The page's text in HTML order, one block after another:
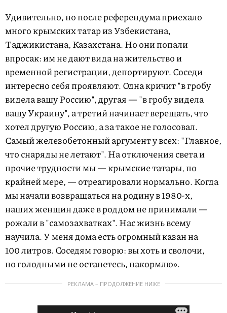
Удивительно, но после референдума приехало
много крымских татар из Узбекистана,
Таджикистана, Казахстана. Но они попали
впросак: им не дают вида на жительство и
временной регистрации, депортируют. Соседи
интересно себя проявляют. Одна кричит "в гробу
видела вашу Россию", другая — "в гробу видела
вашу Украину", а третий начинает верещать, что
хотел другую Россию, а за такое не голосовал.
Самый железобетонный аргумент у всех: "Главное,
что снаряды не летают". На отключения света и
прочие трудности мы — крымские татары, по
крайней мере, — отреагировали нормально. Когда
мы начали возвращаться на родину в 1980-х,
наших женщин даже в роддом не принимали —
рожали в "самозахватках". Нас жизнь всему
научила. У меня дома есть огромный казан на
100 литров. Соседям говорю: вы хоть и сволочи,
но голодными не останетесь, накормлю».
РЕКЛАМА – ПРОДОЛЖЕНИЕ НИЖЕ